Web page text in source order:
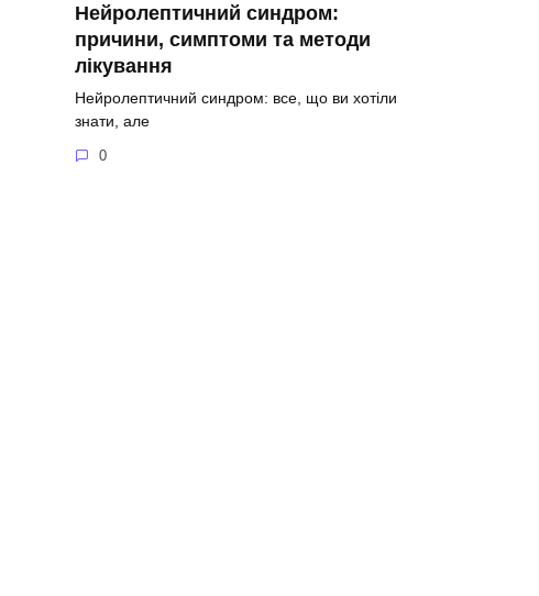
Нейролептичний синдром:
причини, симптоми та методи
лікування
Нейролептичний синдром: все, що ви хотіли
знати, але
0